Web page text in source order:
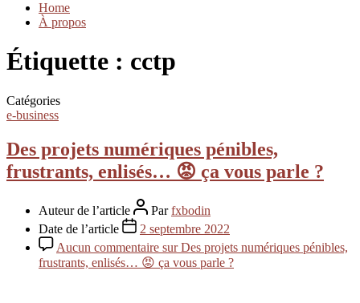
Home
À propos
Étiquette : cctp
Catégories
e-business
Des projets numériques pénibles,
frustrants, enlisés… 😡 ça vous parle ?
Auteur de l’article Parfxbodin
Date de l’article
2 septembre 2022
Aucun commentaire sur Des projets numériques pénibles,
frustrants, enlisés… 😡 ça vous parle ?